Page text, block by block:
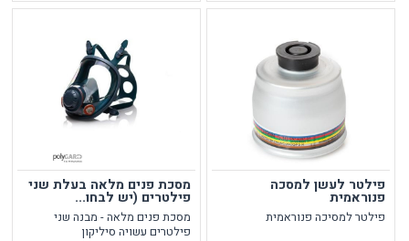
פילטר לעשן למסכה
פנוראמית
פילטר למסיכה פנוראמית
מסכת פנים מלאה בעלת שני
פילטרים (יש לבחו...
מסכת פנים מלאה - מבנה שני
פילטרים עשויה סיליקון